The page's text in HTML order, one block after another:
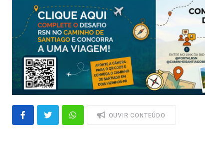
OUVIR CONTEÚDO